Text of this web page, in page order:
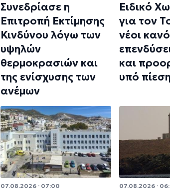
Συνεδρίασε η
Επιτροπή Εκτίμησης
Κινδύνου λόγω των
υψηλών
θερμοκρασιών και
της ενίσχυσης των
ανέμων
Ειδικό
για τον
νέοι
και
υπό πίεση
07.08.2026 · 07:00 07.08.2026 ·